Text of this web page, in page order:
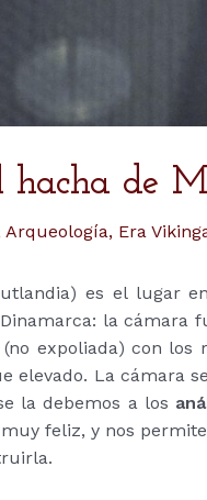
hacha de
Arqueología, Era
es el lugar
la
expoliada) con
elevado. La cámara
la debemos a los
feliz, y nos